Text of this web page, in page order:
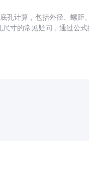
孔计算，包括外径、螺
尺寸的常见疑问，通过公